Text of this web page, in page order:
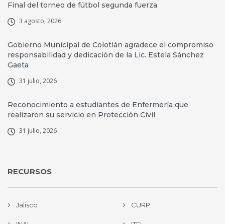
Final del torneo de fútbol segunda fuerza
3 agosto, 2026
Gobierno Municipal de Colotlán agradece el compromiso
responsabilidad y dedicación de la Lic. Estela Sánchez
Gaeta
31 julio, 2026
Reconocimiento a estudiantes de Enfermería que
realizaron su servicio en Protección Civil
31 julio, 2026
RECURSOS
Jalisco CURP